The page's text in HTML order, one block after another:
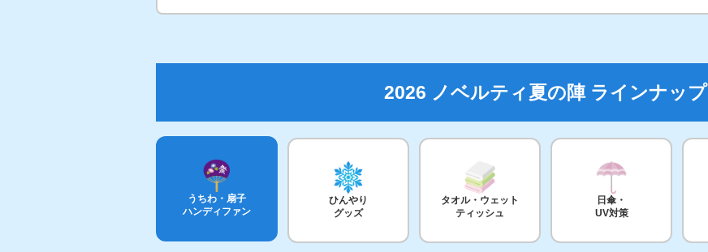
2026 ノベルティ夏の陣 ラインナップ
うちわ・扇子
ハンディファン
ひんやり
グッズ
タオル・ウェット
ティッシュ
日傘・
UV対策